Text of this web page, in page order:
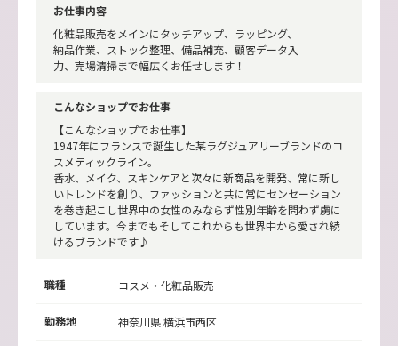
お仕事内容
化粧品販売をメインにタッチアップ、ラッピング、
納品作業、ストック整理、備品補充、顧客データ入
力、売場清掃まで幅広くお任せします！
こんなショップでお仕事
【こんなショップでお仕事】
1947年にフランスで誕生した某ラグジュアリーブランドのコ
スメティックライン。
香水、メイク、スキンケアと次々に新商品を開発、常に新し
いトレンドを創り、ファッションと共に常にセンセーション
を巻き起こし世界中の女性のみならず性別年齢を問わず虜に
しています。今までもそしてこれからも世界中から愛され続
けるブランドです♪
職種 コスメ・化粧品販売
勤務地 神奈川県横浜市西区